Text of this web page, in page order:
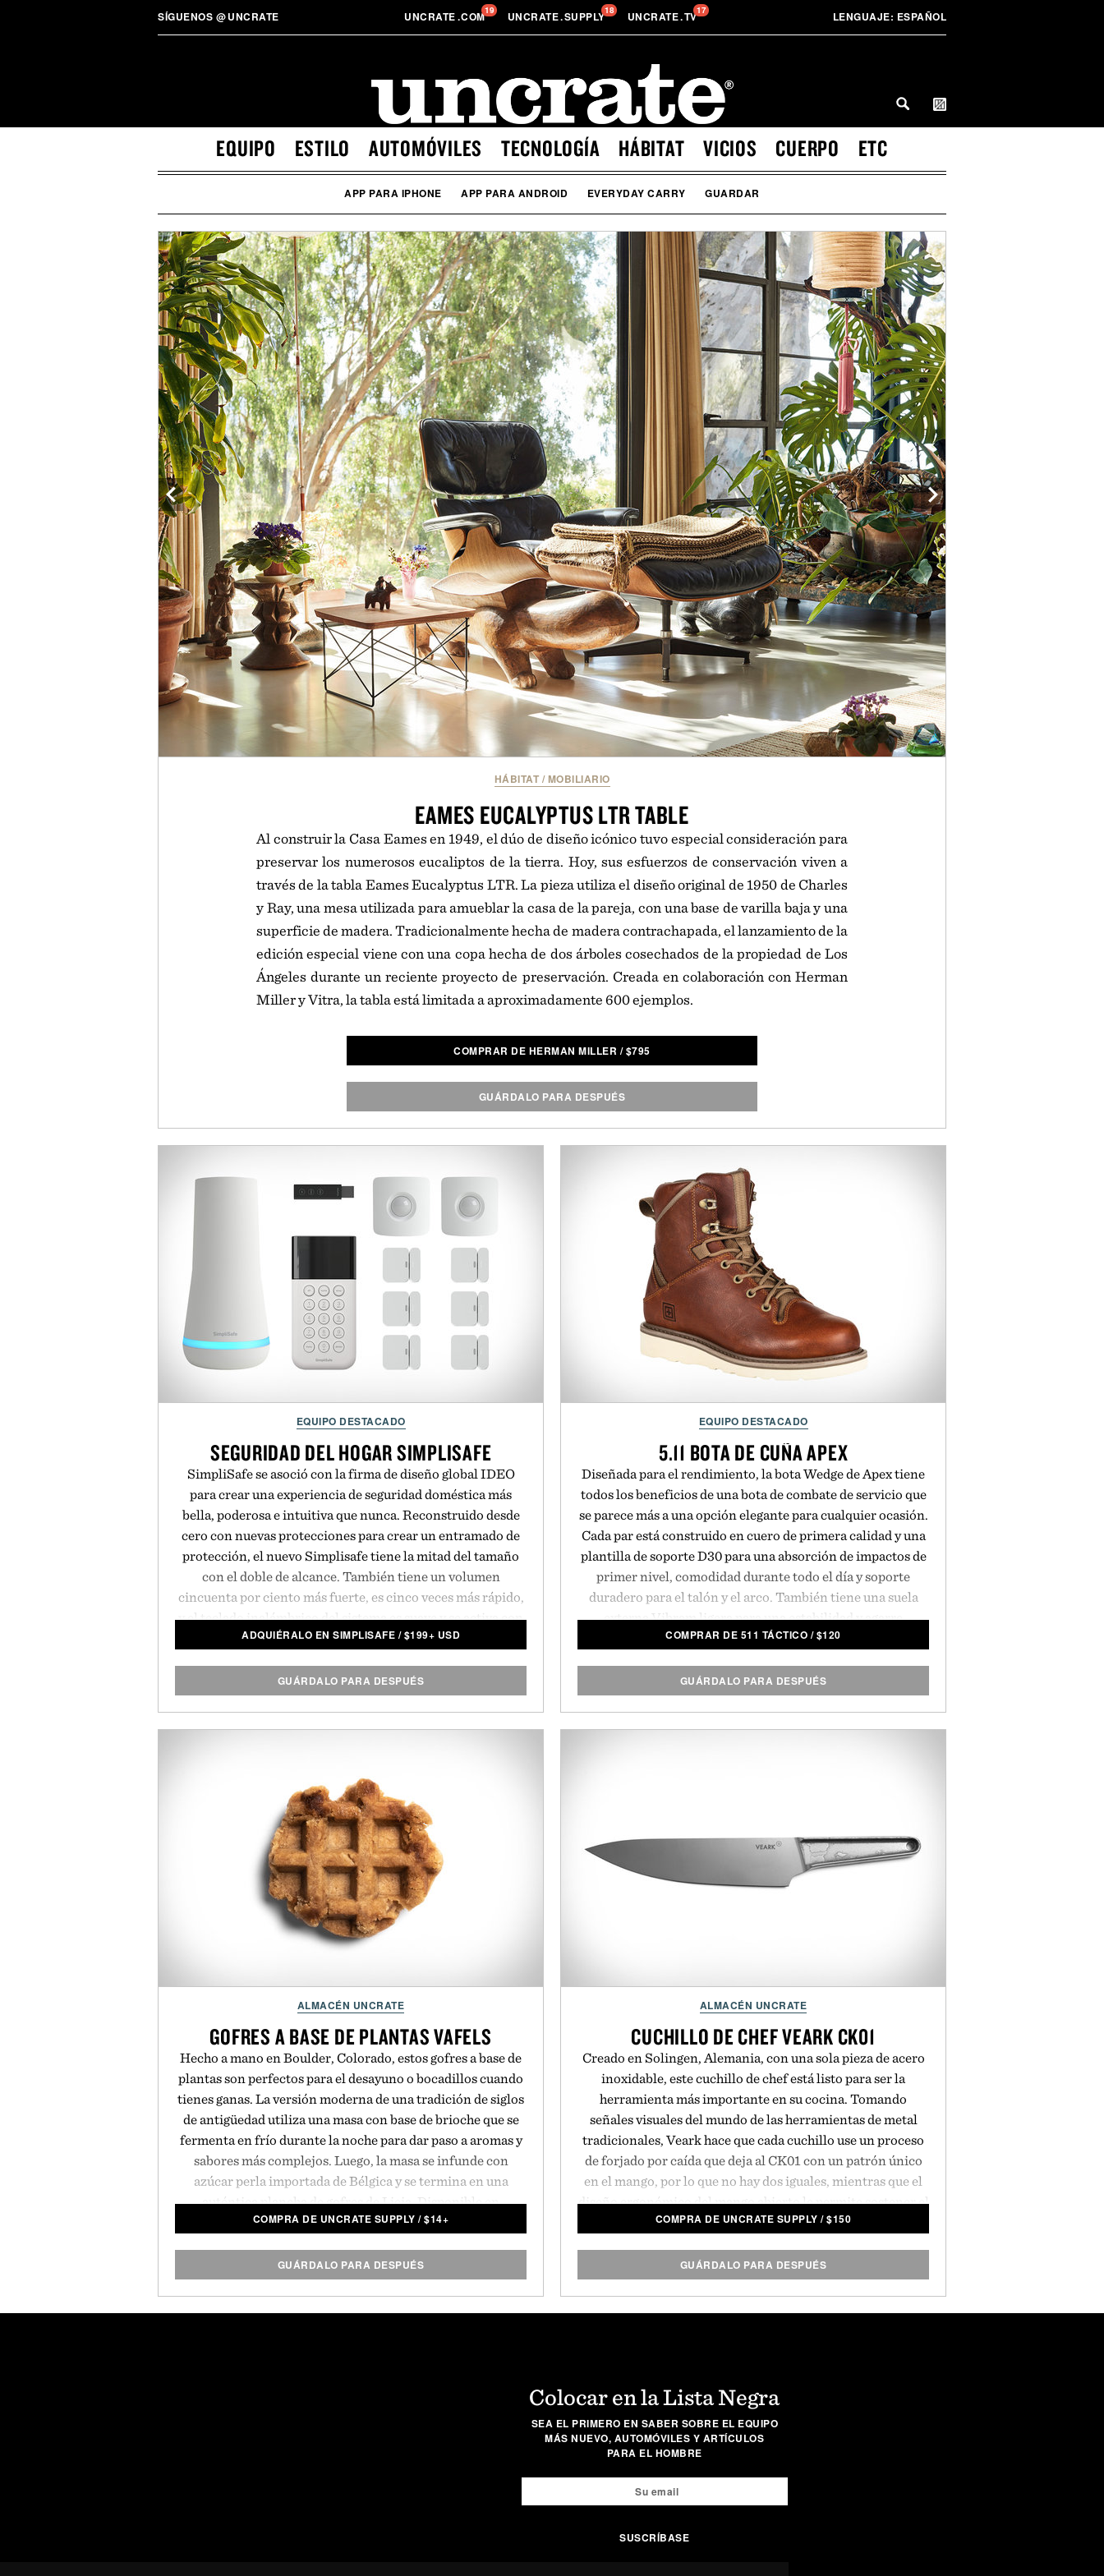
SÍGUENOS @UNCRATE UNCRATE.COM19 UNCRATE.SUPPLY18 UNCRATE.TV17 LENGUAJE: ESPAÑOL
EQUIPO ESTILO AUTOMÓVILES TECNOLOGÍA HÁBITAT VICIOS CUERPO ETC
APP PARA IPHONE APP PARA ANDROID EVERYDAY CARRY GUARDAR
HÁBITAT / MOBILIARIO
EAMES EUCALYPTUS LTR TABLE
Al construir la Casa Eames en 1949, el dúo de diseño icónico tuvo especial consideración para
preservar los numerosos eucaliptos de la tierra. Hoy, sus esfuerzos de conservación viven a
través de la tabla Eames Eucalyptus LTR. La pieza utiliza el diseño original de 1950 de Charles
y Ray, una mesa utilizada para amueblar la casa de la pareja, con una base de varilla baja y una
superficie de madera. Tradicionalmente hecha de madera contrachapada, el lanzamiento de la
edición especial viene con una copa hecha de dos árboles cosechados de la propiedad de Los
Ángeles durante un reciente proyecto de preservación. Creada en colaboración con Herman
Miller y Vitra, la tabla está limitada a aproximadamente 600 ejemplos.
COMPRAR DE HERMAN MILLER /$795
GUÁRDALO PARA DESPUÉS
EQUIPO DESTACADO
SEGURIDAD DEL HOGAR SIMPLISAFE
SimpliSafe se asoció con la firma de diseño global IDEO
para crear una experiencia de seguridad doméstica más
bella, poderosa e intuitiva que nunca. Reconstruido desde
cero con nuevas protecciones para crear un entramado de
protección, el nuevo Simplisafe tiene la mitad del tamaño
con el doble de alcance. También tiene un volumen
cincuenta por ciento más fuerte, es cinco veces más rápido,
y el teclado inalámbrico del sistema es suave y se activa con
un toque. Es increíblemente fácil de configurar en solo
herramientas, y se ofrece al mismo precio revolucionario
que hizo de SimpliSafe la empresa de seguridad doméstica
ADQUIÉRALO EN SIMPLISAFE /$199+ USD
GUÁRDALO PARA DESPUÉS
EQUIPO DESTACADO
5.11 BOTA DE CUÑA APEX
Diseñada para el rendimiento, la bota Wedge de Apex tiene
todos los beneficios de una bota de combate de servicio que
se parece más a una opción elegante para cualquier ocasión.
Cada par está construido en cuero de primera calidad y una
plantilla de soporte D30 para una absorción de impactos de
primer nivel, comodidad durante todo el día y soporte
duradero para el talón y el arco. También tiene una suela
externa Vibram ligera para una estabilidad y agarre
consistentes que también son reselulables. Esto asegura que
5.11 Táctico.
COMPRAR DE 511 TÁCTICO /$120
GUÁRDALO PARA DESPUÉS
ALMACÉN UNCRATE
GOFRES A BASE DE PLANTAS VAFELS
Hecho a mano en Boulder, Colorado, estos gofres a base de
plantas son perfectos para el desayuno o bocadillos cuando
tienes ganas. La versión moderna de una tradición de siglos
de antigüedad utiliza una masa con base de brioche que se
fermenta en frío durante la noche para dar paso a aromas y
sabores más complejos. Luego, la masa se infunde con
azúcar perla importada de Bélgica y se termina en una
auténtica plancha de gofres de Lieja. Disponible en
variedades originales y sin gluten. Se vende como un
COMPRA DE UNCRATE SUPPLY /$14+
GUÁRDALO PARA DESPUÉS
ALMACÉN UNCRATE
CUCHILLO DE CHEF VEARK CK01
Creado en Solingen, Alemania, con una sola pieza de acero
inoxidable, este cuchillo de chef está listo para ser la
herramienta más importante en su cocina. Tomando
señales visuales del mundo de las herramientas de metal
tradicionales, Veark hace que cada cuchillo use un proceso
de forjado por caída que deja al CK01 con un patrón único
en el mango, por lo que no hay dos iguales, mientras que el
diseño ergonómico del mango abierto le permite sostener el
cuchillo justo en el punto de equilibrio para un agarre ideal.
lo que le permite ser más afilado que la mayoría de sus
competidores, por lo que está equipado para manejar casi
COMPRA DE UNCRATE SUPPLY /$150
GUÁRDALO PARA DESPUÉS
Colocar en la Lista Negra
SEA EL PRIMERO EN SABER SOBRE EL EQUIPO
MÁS NUEVO, AUTOMÓVILES Y ARTÍCULOS
PARA EL HOMBRE